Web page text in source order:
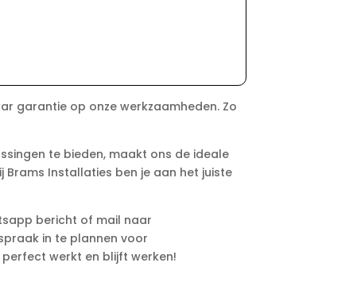
garantie op onze werkzaamheden. Zo
te bieden, maakt ons de ideale
Installaties ben je aan het juiste
bericht of mail naar
in te plannen voor
werkt en blijft werken!